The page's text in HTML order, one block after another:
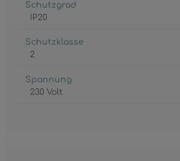
Schutzgrad
IP20
Schutzklasse
2
Spannung
230 Volt